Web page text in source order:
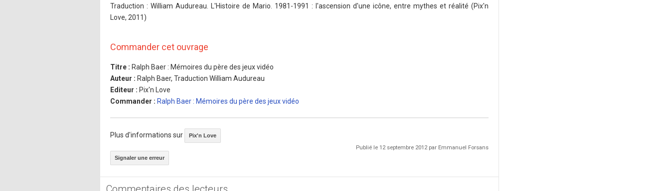
Traduction : William Audureau. L'Histoire de Mario. 1981-1991 : l'ascension d'une icône, entre mythes et réalité (Pix'n
Love, 2011)
Commander cet ouvrage
Titre : Ralph Baer : Mémoires du père des jeux vidéo
Auteur : Ralph Baer, Traduction William Audureau
Editeur : Pix'n Love
Commander : Ralph Baer : Mémoires du père des jeux vidéo
Plus d'informations sur Pix'n Love
Publié le 12 septembre 2012 par Emmanuel Forsans
Signaler une erreur